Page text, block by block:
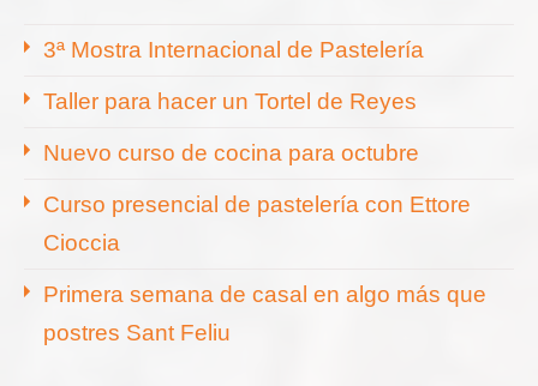
3ª Mostra Internacional de Pastelería
Taller para hacer un Tortel de Reyes
Nuevo curso de cocina para octubre
Curso presencial de pastelería con Ettore
Cioccia
Primera semana de casal en algo más que
postres Sant Feliu